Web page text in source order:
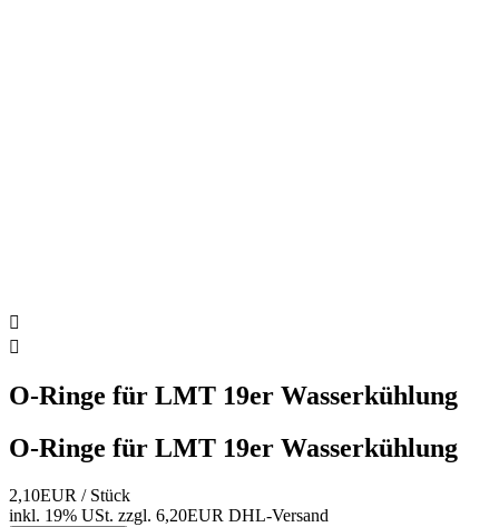


O-Ringe für LMT 19er Wasserkühlung
O-Ringe für LMT 19er Wasserkühlung
2,10EUR / Stück
inkl. 19% USt. zzgl. 6,20EUR DHL-Versand